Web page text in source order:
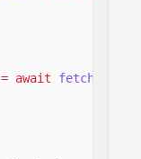
= await